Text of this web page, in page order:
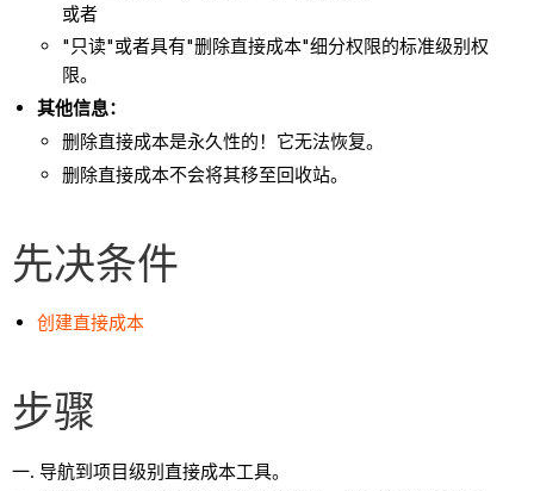
或者
"只读"或者具有"删除直接成本"细分权限的标准级别权
限。
其他信息：
删除直接成本是永久性的！它无法恢复。
删除直接成本不会将其移至回收站。
先决条件
创建直接成本
步骤
导航到项目级别直接成本工具。